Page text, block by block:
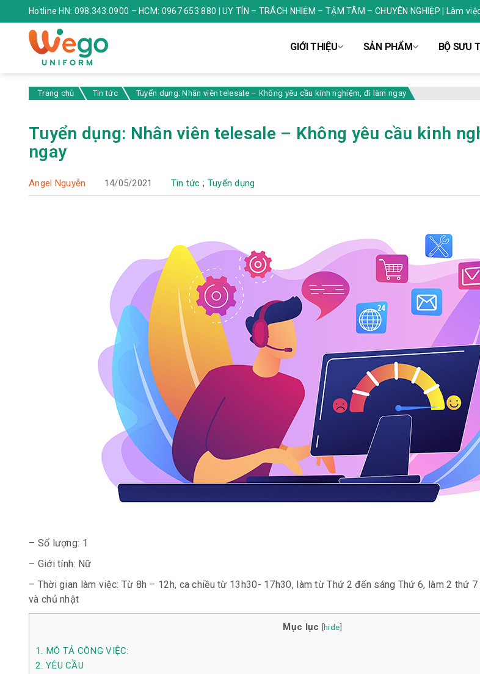
Hotline HN: 098.343.0900 – HCM: 0967 653 880 | UY TÍN – TRÁCH NHIỆM – TẬM TÂM – CHUYÊN NGHIỆP | Làm
GIỚI THIỆU SẢN PHẨM BỘ SƯU
Trang chủ Tin tức Tuyển dụng: Nhân viên telesale – Không yêu cầu kinh nghiệm, đi làm ngay
Tuyển dụng: Nhân viên telesale – Không yêu cầu kinh
ngay
Angel Nguyễn 14/05/2021 Tin tức ; Tuyển dụng
– Số lượng: 1
– Giới tính: Nữ
– Thời gian làm việc: Từ 8h – 12h, ca chiều từ 13h30- 17h30, làm từ Thứ 2 đến sáng Thứ 6, làm 2 thứ
và chủ nhật
Mục lục [hide]
1. MÔ TẢ CÔNG VIỆC:
2. YÊU CẦU